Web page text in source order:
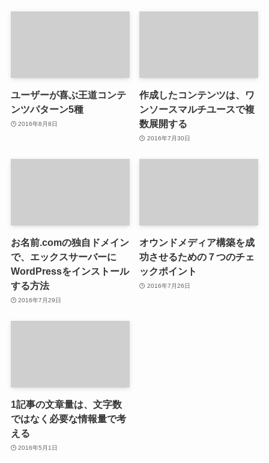
ユーザーが喜ぶ王道コンテ
ンツパターン5種
2016年8月8日
作成したコンテンツは、ワ
ンソースマルチユースで複
数展開する
2016年7月30日
お名前.comの独自ドメイン
で、エックスサーバーに
WordPressをインストール
する方法
2016年7月29日
オウンドメディア構築を成
功させるための７つのチェ
ックポイント
2016年7月26日
1記事の文章量は、文字数
ではなく必要な情報量で考
える
2016年5月1日